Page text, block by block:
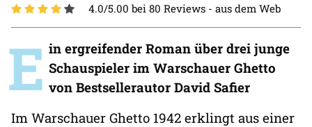
4.0/5.00 bei 80 Reviews - aus dem Web
E in ergreifender Roman über drei junge
Schauspieler im Warschauer Ghetto
von Bestsellerautor David Safier
Im Warschauer Ghetto 1942 erklingt aus einer